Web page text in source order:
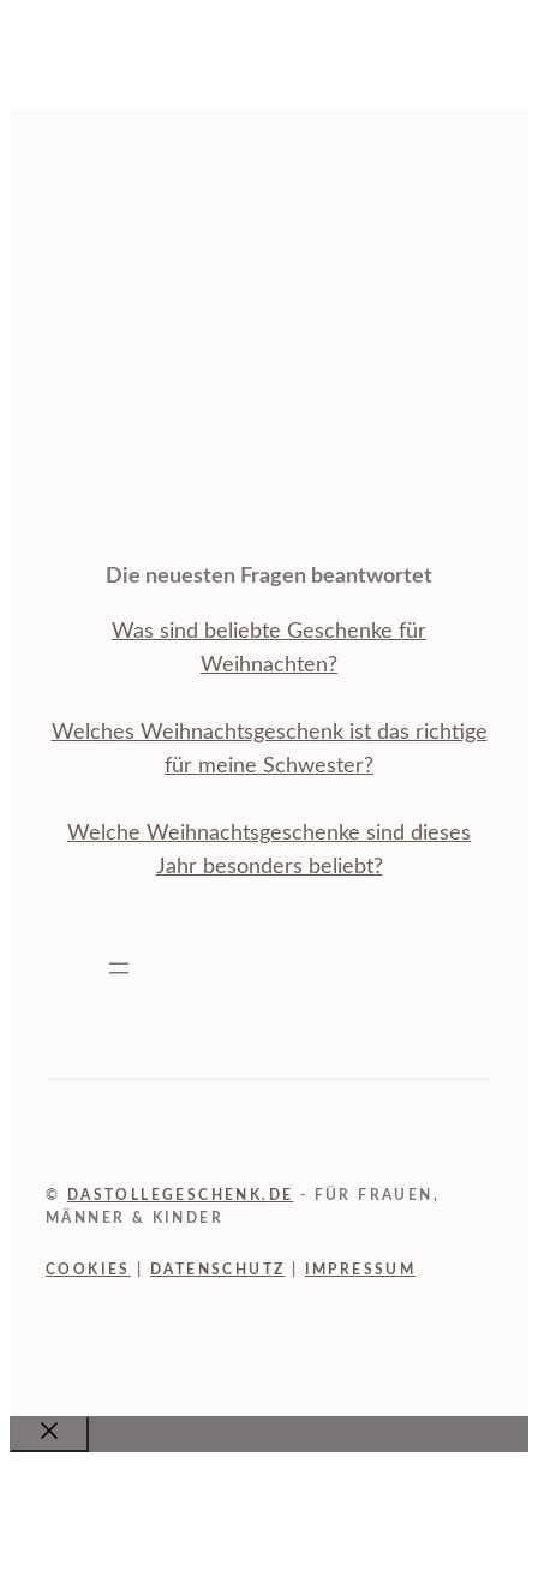
Die neuesten Fragen beantwortet
Was sind beliebte Geschenke für
Weihnachten?
Welches Weihnachtsgeschenk ist das richtige
für meine Schwester?
Welche Weihnachtsgeschenke sind dieses
Jahr besonders beliebt?
© DASTOLLEGESCHENK.DE
- FÜR FRAUEN,
MÄNNER & KINDER
COOKIES DATENSCHUTZ IMPRESSUM